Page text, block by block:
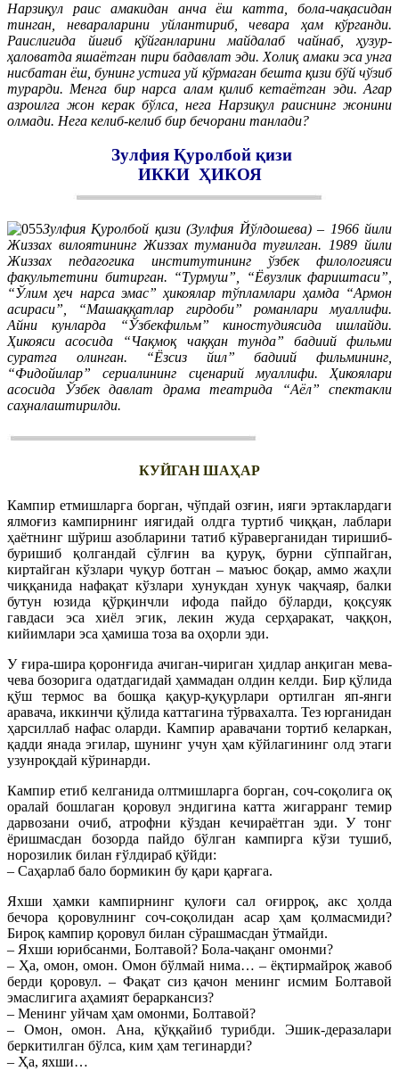
Нарзиқул раис амакидан анча ёш катта, бола-чақасидан
тинган, невараларини уйлантириб, чевара ҳам кўрганди.
Раислигида йиғиб қўйганларини майдалаб чайнаб, ҳузур-
ҳаловатда яшаётган пири бадавлат эди. Холиқ амаки эса унга
нисбатан ёш, бунинг устига уй кўрмаган бешта қизи бўй чўзиб
турарди. Менга бир нарса алам қилиб кетаётган эди. Агар
азроилга жон керак бўлса, нега Нарзиқул раиснинг жонини
олмади. Нега келиб-келиб бир бечорани танлади?
Зулфия Қуролбой қизи
ИККИ ҲИКОЯ
Зулфия Қуролбой қизи (Зулфия Йўлдошева) – 1966 йили
Жиззах вилоятининг Жиззах туманида туғилган. 1989 йили
Жиззах педагогика институтининг ўзбек филологияси
факультетини битирган. “Турмуш”, “Ёвузлик фариштаси”,
“Ўлим ҳеч нарса эмас” ҳикоялар тўпламлари ҳамда “Армон
асираси”, “Машаққатлар гирдоби” романлари муаллифи.
Айни кунларда “Ўзбекфильм” киностудиясида ишлайди.
Ҳикояси асосида “Чақмоқ чаққан тунда” бадиий фильми
суратга олинган. “Ёзсиз йил” бадиий фильмининг,
“Фидойилар” сериалининг сценарий муаллифи. Ҳикоялари
асосида Ўзбек давлат драма театрида “Аёл” спектакли
саҳналаштирилди.
КУЙГАН ШАҲАР
Кампир етмишларга борган, чўпдай озғин, ияги эртаклардаги
ялмоғиз кампирнинг иягидай олдга туртиб чиққан, лаблари
ҳаётнинг шўриш азобларини татиб кўраверганидан тиришиб-
буришиб қолгандай сўлғин ва қуруқ, бурни сўппайган,
киртайган кўзлари чуқур ботган – маъюс боқар, аммо жаҳли
чиққанида нафақат кўзлари хунукдан хунук чақчаяр, балки
бутун юзида қўрқинчли ифода пайдо бўларди, қоқсуяк
гавдаси эса хиёл эгик, лекин жуда серҳаракат, чаққон,
кийимлари эса ҳамиша тоза ва оҳорли эди.
У ғира-шира қоронғида ачиган-чириган ҳидлар анқиган мева-
чева бозорига одатдагидай ҳаммадан олдин келди. Бир қўлида
қўш термос ва бошқа қақур-қуқурлари ортилган яп-янги
аравача, иккинчи қўлида каттагина тўрвахалта. Тез юрганидан
ҳарсиллаб нафас оларди. Кампир аравачани тортиб келаркан,
қадди янада эгилар, шунинг учун ҳам кўйлагининг олд этаги
узунроқдай кўринарди.
Кампир етиб келганида олтмишларга борган, соч-соқолига оқ
оралай бошлаган қоровул эндигина катта жигарранг темир
дарвозани очиб, атрофни кўздан кечираётган эди. У тонг
ёришмасдан бозорда пайдо бўлган кампирга кўзи тушиб,
норозилик билан ғўлдираб қўйди:
– Саҳарлаб бало бормикин бу қари қарғага.
Яхши ҳамки кампирнинг қулоғи сал оғирроқ, акс ҳолда
бечора қоровулнинг соч-соқолидан асар ҳам қолмасмиди?
Бироқ кампир қоровул билан сўрашмасдан ўтмайди.
– Яхши юрибсанми, Болтавой? Бола-чақанг омонми?
– Ҳа, омон, омон. Омон бўлмай нима… – ёқтирмайроқ жавоб
берди қоровул. – Фақат сиз қачон менинг исмим Болтавой
эмаслигига аҳамият бераркансиз?
– Менинг уйчам ҳам омонми, Болтавой?
– Омон, омон. Ана, қўққайиб турибди. Эшик-деразалари
беркитилган бўлса, ким ҳам тегинарди?
– Ҳа, яхши…